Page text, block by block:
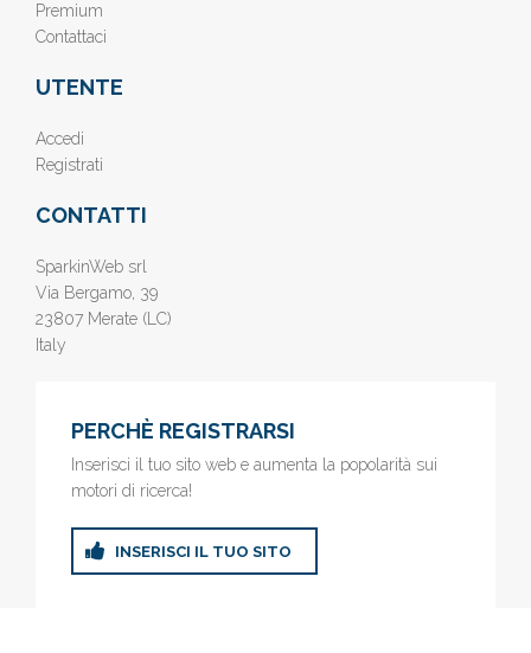
Premium
Contattaci
UTENTE
Accedi
Registrati
CONTATTI
SparkinWeb srl
Via Bergamo, 39
23807 Merate (LC)
Italy
PERCHÈ REGISTRARSI
Inserisci il tuo sito web e aumenta la popolarità sui
motori di ricerca!
INSERISCI IL TUO SITO